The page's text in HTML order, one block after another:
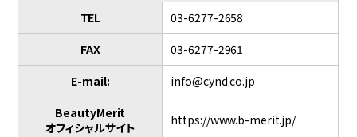
TEL
03-6277-2658
FAX
03-6277-2961
E-mail:
info@cynd.co.jp
BeautyMerit
オフィシャルサイト
https://www.b-merit.jp/